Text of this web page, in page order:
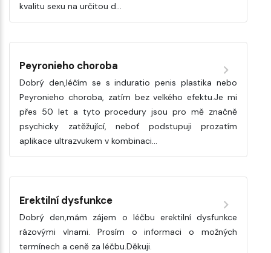
kvalitu sexu na určitou d…
Peyronieho choroba
Dobrý den,léčím se s induratio penis plastika nebo
Peyronieho choroba, zatím bez velkého efektu.Je mi
přes 50 let a tyto procedury jsou pro mě značně
psychicky zatěžující, neboť podstupuji prozatím
aplikace ultrazvukem v kombinaci…
Erektilní dysfunkce
Dobrý den,mám zájem o léčbu erektilní dysfunkce
rázovými vlnami. Prosím o informaci o možných
termínech a ceně za léčbu.Děkuji.